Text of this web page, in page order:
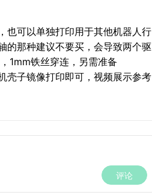
也可以单独打印用于其他机器人行
的那种建议不要买，会导致两个驱
1mm铁丝穿连，另需准备
壳子镜像打印即可，视频展示参考